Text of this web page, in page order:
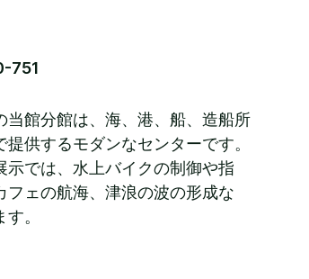
751
当館分館は、海、港、船、造船所
供するモダンなセンターです。
では、水上バイクの制御や指
ェの航海、津浪の波の形成な
。